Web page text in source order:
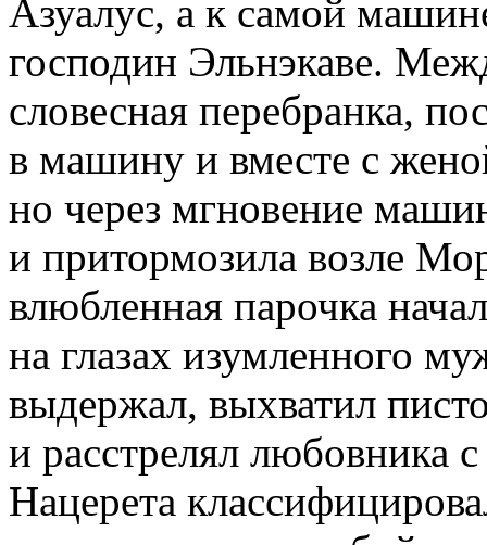
Азуалус, а к самой
господин Эльнэкаве.
словесная перебранка,
в машину и вместе с
но через мгновение
и притормозила возле
влюбленная парочка
на глазах изумленного
выдержал, выхватил
и расстрелял любовника
Нацерета